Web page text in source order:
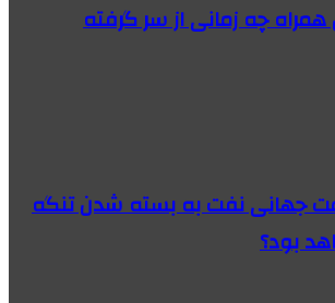
همراه چه زمانی از سر گرفته
جهانی نفت به بسته شدن تنگه
بود؟